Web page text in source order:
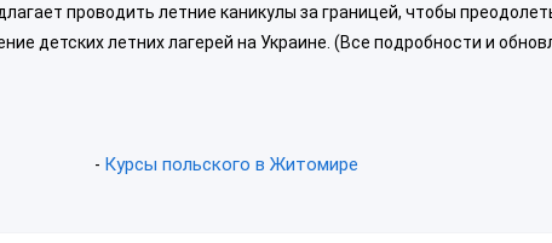
проводить летние каникулы за границей, чтобы
детских летних лагерей на Украине. (Все подробности и
- Курсы польского в Житомире